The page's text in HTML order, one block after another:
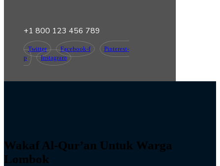
+1 800 123 456 789
Twitter Facebook-f
Pinterest-
p
Instagram
Wakaf Al-Qur’an Untuk Warga
Lombok